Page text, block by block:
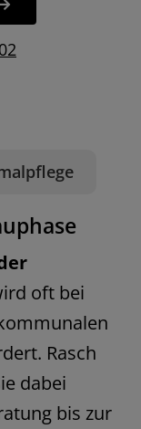
oft bei
Rasch
dabei
bis zur